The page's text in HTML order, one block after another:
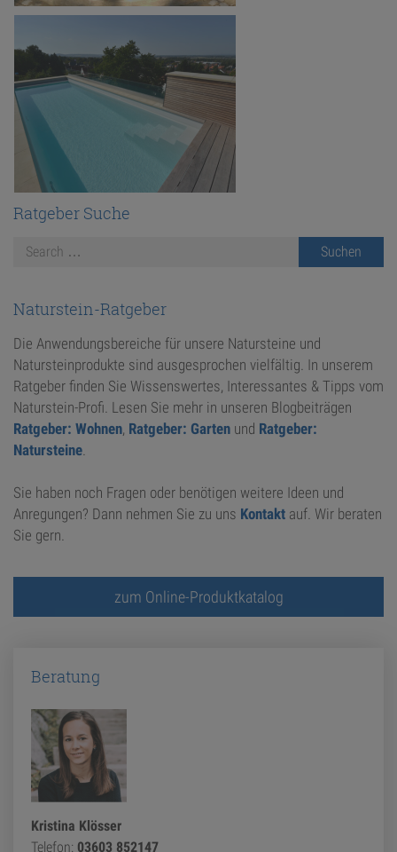
Ratgeber Suche
Naturstein-Ratgeber
Die Anwendungsbereiche für unsere Natursteine und
Natursteinprodukte sind ausgesprochen vielfältig. In unserem
Ratgeber finden Sie Wissenswertes, Interessantes & Tipps vom
Naturstein-Profi. Lesen Sie mehr in unseren Blogbeiträgen
Ratgeber: Wohnen, Ratgeber: Garten und Ratgeber:
Natursteine.
Sie haben noch Fragen oder benötigen weitere Ideen und
Anregungen? Dann nehmen Sie zu uns Kontakt auf. Wir beraten
Sie gern.
zum Online-Produktkatalog
Beratung
Kristina Klösser
Telefon: 03603 852147